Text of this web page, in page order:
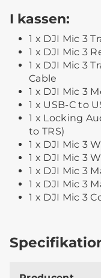
I kassen:
1 x DJI Mic 3
1 x DJI Mic 3
1 x DJI Mic 3
Cable
1 x DJI Mic 3
1 x USB-C to
1 x Locking
to TRS)
1 x DJI Mic 3
1 x DJI Mic 3
1 x DJI Mic 3
1 x DJI Mic 3
1 x DJI Mic 3